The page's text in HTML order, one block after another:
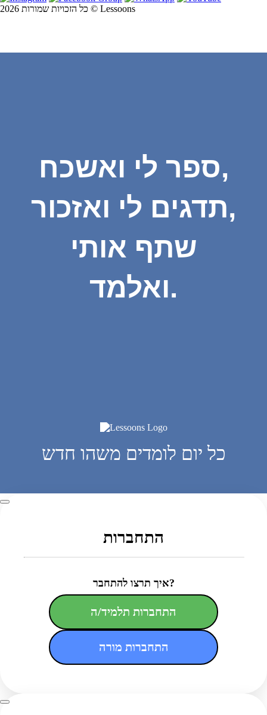
כל הזכויות שמורות 2026 © Lessoons
ספר לי ואשכח,
תדגים לי ואזכור,
שתף אותי
ואלמד.
כל יום לומדים משהו חדש
התחברות
איך תרצו להתחבר?
התחברות תלמיד/ה
התחברות מורה